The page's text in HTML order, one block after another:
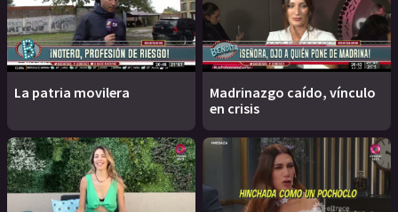
La patria movilera
Madrinazgo caído, vínculo
en crisis